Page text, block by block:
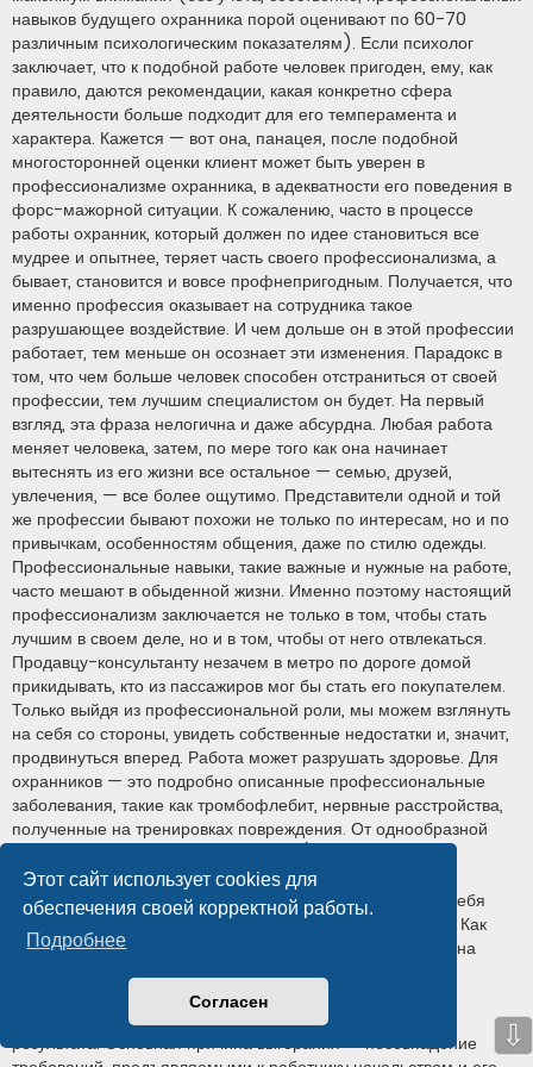
Этот сайт использует cookies для
обеспечения своей корректной работы.
Подробнее
Согласен
⇩